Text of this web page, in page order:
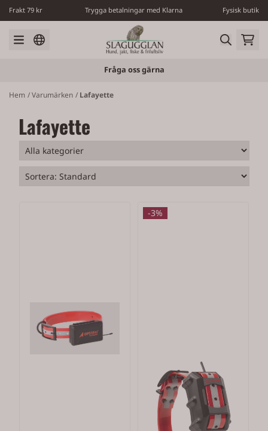
Hoppa till innehåll
Frakt 79 kr Trygga betalningar med Klarna Fysisk butik
Fråga oss gärna
Hem /Varumärken / Lafayette
Lafayette
-3%